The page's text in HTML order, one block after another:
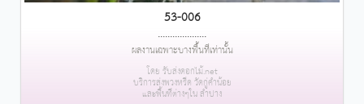
53-006
....................
ผลงานเฉพาะบางพื้นที่เท่านั้น
โดย รับส่งดอกไม้.net
บริการส่งพวงหรีด วัดกู่คำน้อย
และพื้นที่ต่างๆใน ลำปาง